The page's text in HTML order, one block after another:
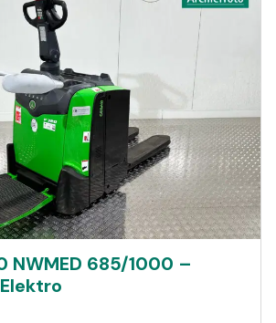
NWMED 685/1000 –